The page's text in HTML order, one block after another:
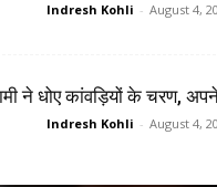
Indresh Kohli - August 4,
ने धोए कांवड़ियों के चरण, अपने
Indresh Kohli - August 4,